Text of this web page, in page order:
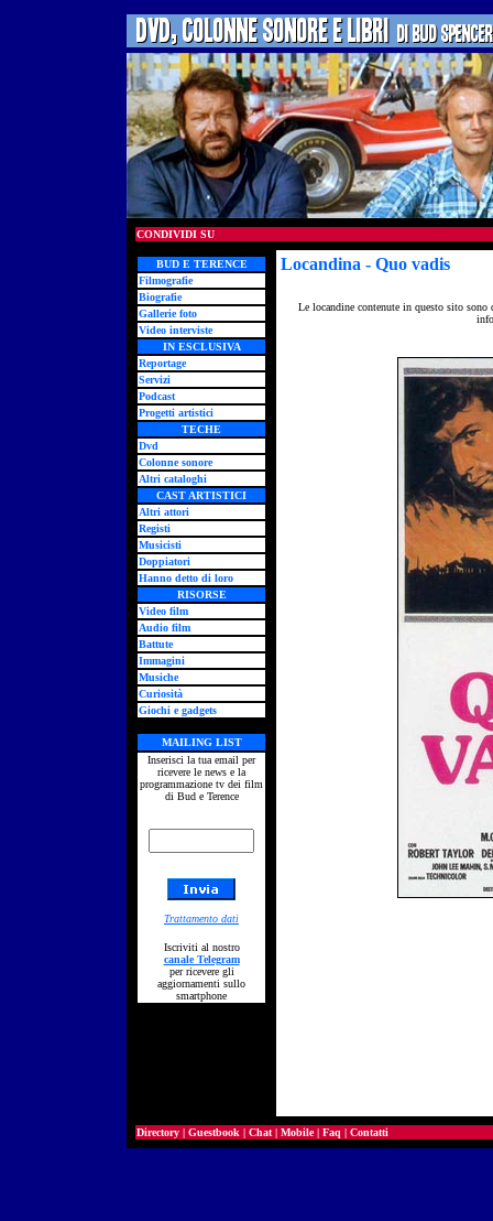
CONDIVIDI SU
BUD E TERENCE
Filmografie
Biografie
Gallerie foto
Video interviste
IN ESCLUSIVA
Reportage
Servizi
Podcast
Progetti artistici
TECHE
Dvd
Colonne sonore
Altri cataloghi
CAST ARTISTICI
Altri attori
Registi
Musicisti
Doppiatori
Hanno detto di loro
RISORSE
Video film
Audio film
Battute
Immagini
Musiche
Curiosità
Giochi e gadgets
MAILING LIST
Inserisci la tua email per
ricevere le news e la
programmazione tv dei film
di Bud e Terence
Trattamento dati
Iscriviti al nostro
canale Telegram
per ricevere gli
aggiornamenti sullo
smartphone
Locandina - Quo vadis
Le locandine contenute in questo sito
Directory | Guestbook | Chat | Mobile| Faq | Contatti